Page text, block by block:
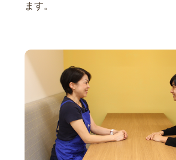
ます。